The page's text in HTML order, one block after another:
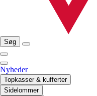
Søg
Nyheder
Topkasser & kufferter
Sidelommer